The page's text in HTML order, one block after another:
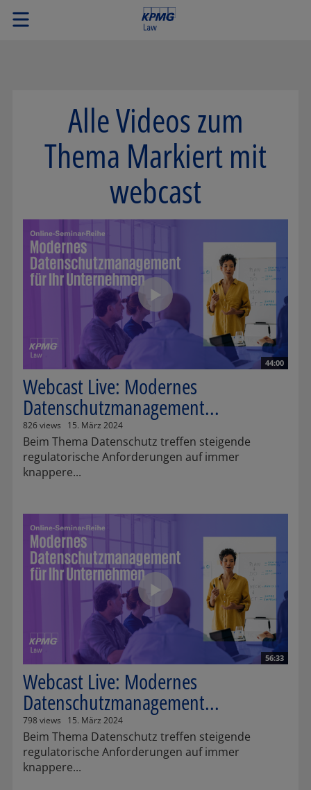
Alle Videos zum
Thema Markiert mit
webcast
44:00
Webcast Live: Modernes
Datenschutzmanagement...
826 views 15. März 2024
Beim Thema Datenschutz treffen steigende
regulatorische Anforderungen auf immer
knappere...
56:33
Webcast Live: Modernes
Datenschutzmanagement...
798 views 15. März 2024
Beim Thema Datenschutz treffen steigende
regulatorische Anforderungen auf immer
knappere...